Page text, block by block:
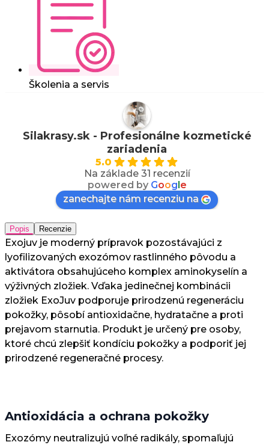
Školenia a servis
Silakrasy.sk - Profesionálne kozmetické
zariadenia
5.0
Na základe 31 recenzií
powered by Goog e
zanechajte nám recenziu na
Popis Recenzie
Exojuv je moderný prípravok pozostávajúci z
lyofilizovaných exozómov rastlinného pôvodu a
aktivátora obsahujúceho komplex aminokyselín a
výživných zložiek. Vďaka jedinečnej kombinácii
zložiek ExoJuv podporuje prirodzenú regeneráciu
pokožky, pôsobí antioxidačne, hydratačne a proti
prejavom starnutia. Produkt je určený pre osoby,
ktoré chcú zlepšiť kondíciu pokožky a podporiť jej
prirodzené regeneračné procesy.
Antioxidácia a ochrana pokožky
Exozómy neutralizujú voľné radikály, spomaľujú